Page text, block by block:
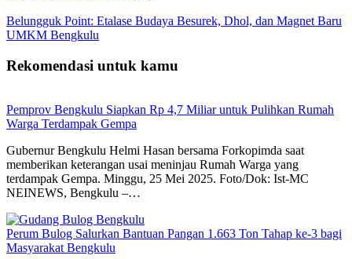
Belungguk Point: Etalase Budaya Besurek, Dhol, dan Magnet Baru
UMKM Bengkulu
Rekomendasi untuk kamu
Pemprov Bengkulu Siapkan Rp 4,7 Miliar untuk Pulihkan Rumah
Warga Terdampak Gempa
Gubernur Bengkulu Helmi Hasan bersama Forkopimda saat
memberikan keterangan usai meninjau Rumah Warga yang
terdampak Gempa. Minggu, 25 Mei 2025. Foto/Dok: Ist-MC
NEINEWS, Bengkulu –…
Perum Bulog Salurkan Bantuan Pangan 1.663 Ton Tahap ke-3 bagi
Masyarakat Bengkulu